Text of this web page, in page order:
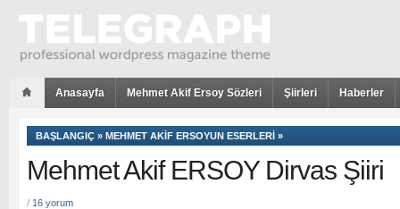
Anasayfa Mehmet Akif Ersoy Sözleri Şiirleri Haberler
BAŞLANGIÇ » MEHMET AKIF ERSOYUN ESERLERI »
Mehmet Akif ERSOY Dirvas Şiiri
/ 16 yorum